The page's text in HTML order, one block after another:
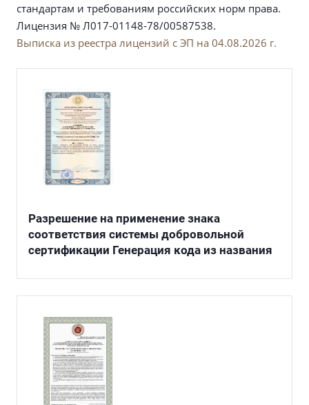
стандартам и требованиям российских норм права.
Лицензия № Л017-01148-78/00587538.
Выписка из реестра лицензий с ЭП на 04.08.2026 г.
Разрешение на применение знака
соответствия системы добровольной
сертификации Генерация кода из названия